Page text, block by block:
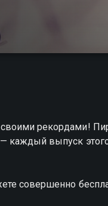
рекордами!
каждый выпуск
совершенно